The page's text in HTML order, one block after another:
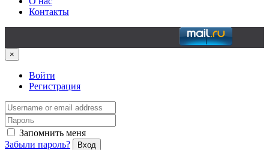
Контакты
×
Войти
Регистрация
Запомнить меня
Забыли пароль?
Вход